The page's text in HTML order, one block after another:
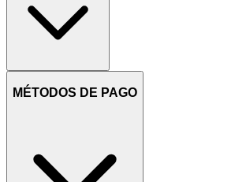
MÉTODOS DE PAGO